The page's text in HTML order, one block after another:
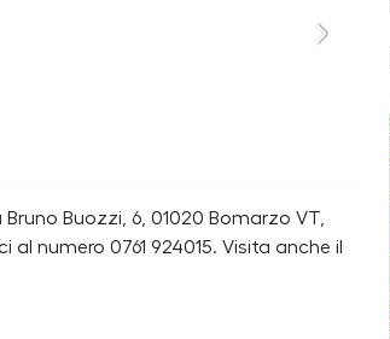
Buozzi, 6, 01020 Bomarzo VT,
numero 0761 924015. Visita anche il